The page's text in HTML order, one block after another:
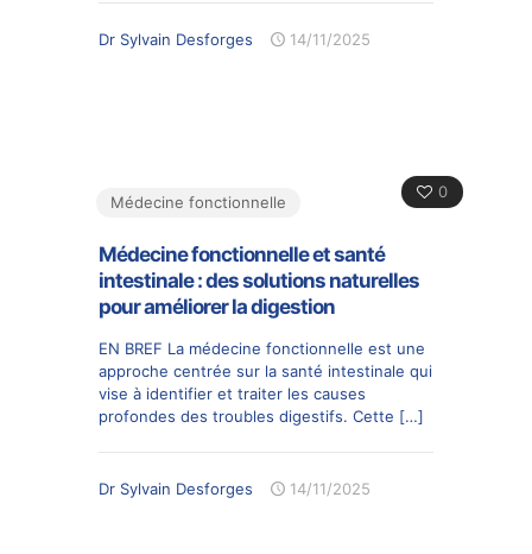
Dr Sylvain Desforges 14/11/2025
0
Médecine fonctionnelle
Médecine fonctionnelle et santé
intestinale : des solutions naturelles
pour améliorer la digestion
EN BREF La médecine fonctionnelle est une
approche centrée sur la santé intestinale qui
vise à identifier et traiter les causes
profondes des troubles digestifs. Cette […]
Dr Sylvain Desforges 14/11/2025